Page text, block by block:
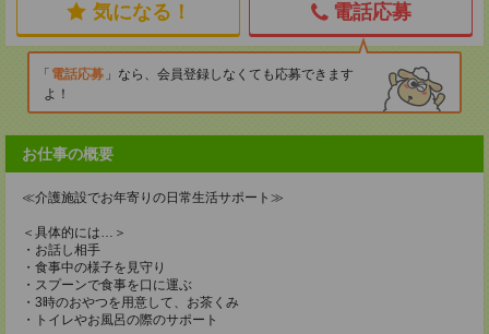
気になる！ 電話応募
電話応募
なら、会員登録しなくても応募できます
よ！
お仕事の概要
≪介護施設でお年寄りの日常生活サポート≫
＜具体的には…＞
・お話し相手
・食事中の様子を見守り
・スプーンで食事を口に運ぶ
・3時のおやつを用意して、お茶くみ
・トイレやお風呂の際のサポート